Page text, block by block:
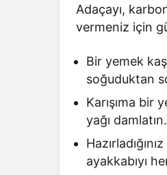
Adaçayı,
vermeniz için
Bir yemek
soğuduktan
Karışıma bir
yağı damlatın.
ayakkabıyı